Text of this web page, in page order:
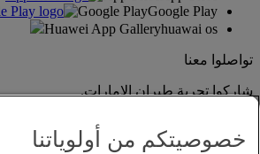
Google PlayGoogle Play
Huawei App Galleryhuawai os
تواصلوا معنا
شاركوا تجربة طيران الإمارات.
خصوصيتكم من أولوياتنا